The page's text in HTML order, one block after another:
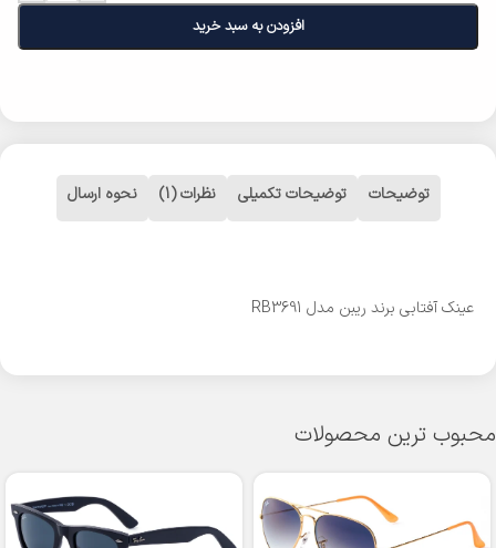
افزودن به سبد خرید
توضیحات توضیحات تکمیلی نظرات (1) نحوه ارسال
عینک آفتابی برند ریبن مدل RB3691
محبوب ترین محصولات